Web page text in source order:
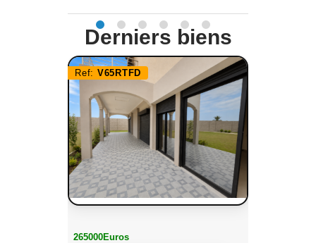
Derniers biens
Ref: V65RTFD
265000Euros